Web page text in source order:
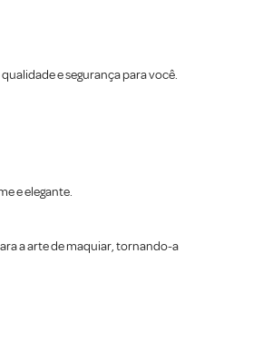
e segurança para você.
e elegante.
a arte de maquiar, tornando-a